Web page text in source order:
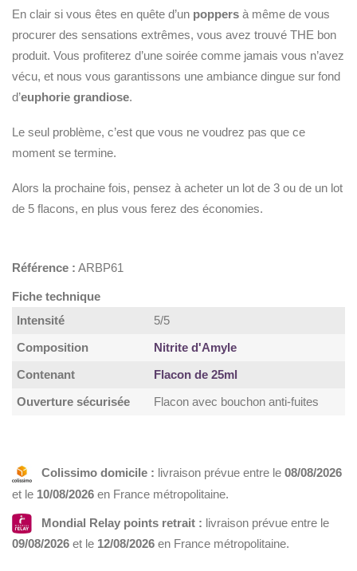
En clair si vous êtes en quête d’un poppers à même de vous
procurer des sensations extrêmes, vous avez trouvé THE bon
produit. Vous profiterez d’une soirée comme jamais vous n’avez
vécu, et nous vous garantissons une ambiance dingue sur fond
d’euphorie grandiose.
Le seul problème, c’est que vous ne voudrez pas que ce
moment se termine.
Alors la prochaine fois, pensez à acheter un lot de 3 ou de un lot
de 5 flacons, en plus vous ferez des économies.
Référence : ARBP61
Fiche technique
Intensité
5/5
Composition
Nitrite d'Amyle
Contenant
Flacon de 25ml
Ouverture sécurisée
Flacon avec bouchon anti-fuites
Colissimo domicile : livraison prévue entre le 08/08/2026
et le 10/08/2026 en France métropolitaine.
Mondial Relay points retrait : livraison prévue entre le
09/08/2026 et le 12/08/2026 en France métropolitaine.